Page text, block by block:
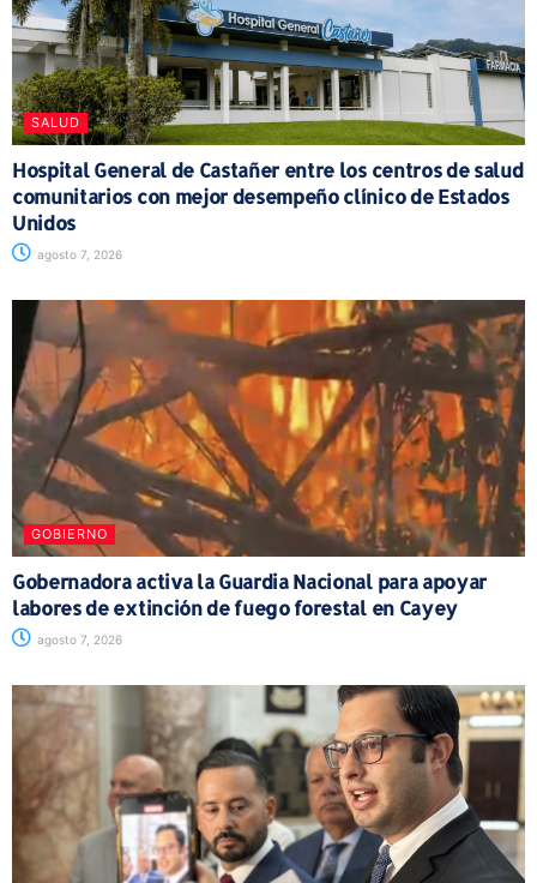
SALUD
Hospital General de Castañer entre los centros de salud
comunitarios con mejor desempeño clínico de Estados
Unidos
agosto 7, 2026
GOBIERNO
Gobernadora activa la Guardia Nacional para apoyar
labores de extinción de fuego forestal en Cayey
agosto 7, 2026